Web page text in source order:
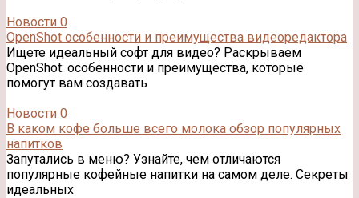
Новости 0
OpenShot особенности и преимущества видеоредактора
Ищете идеальный софт для видео? Раскрываем
OpenShot: особенности и преимущества, которые
помогут вам создавать
Новости 0
В каком кофе больше всего молока обзор популярных
напитков
Запутались в меню? Узнайте, чем отличаются
популярные кофейные напитки на самом деле. Секреты
идеальных